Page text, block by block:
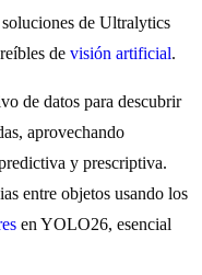
de Ultralytics
de visión artificial.
de datos para descubrir
aprovechando
y prescriptiva.
entre objetos usando los
en YOLO26, esencial